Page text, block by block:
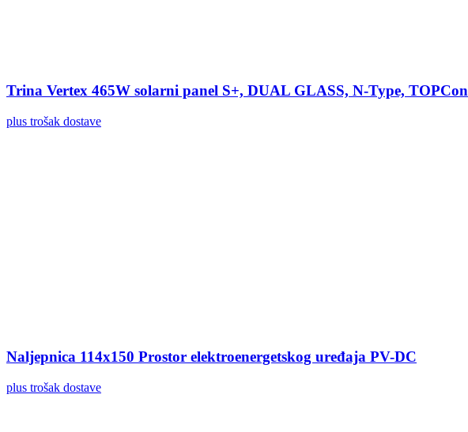
Trina Vertex 465W solarni panel S+, DUAL GLASS, N-Type, TOPCon
plus trošak dostave
Naljepnica 114x150 Prostor elektroenergetskog uređaja PV-DC
plus trošak dostave